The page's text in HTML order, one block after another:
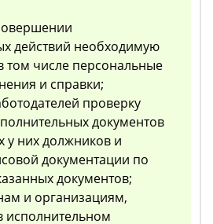
действий необходимую
числе персональные
и справки;
проверку
документов
у них должников и
документации по
документов;
и организациям,
исполнительном